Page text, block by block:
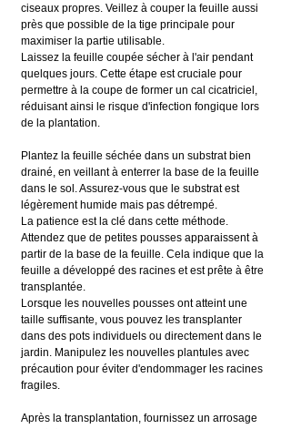
ciseaux propres. Veillez à couper la feuille aussi
près que possible de la tige principale pour
maximiser la partie utilisable.
Laissez la feuille coupée sécher à l'air pendant
quelques jours. Cette étape est cruciale pour
permettre à la coupe de former un cal cicatriciel,
réduisant ainsi le risque d'infection fongique lors
de la plantation.
Plantez la feuille séchée dans un substrat bien
drainé, en veillant à enterrer la base de la feuille
dans le sol. Assurez-vous que le substrat est
légèrement humide mais pas détrempé.
La patience est la clé dans cette méthode.
Attendez que de petites pousses apparaissent à
partir de la base de la feuille. Cela indique que la
feuille a développé des racines et est prête à être
transplantée.
Lorsque les nouvelles pousses ont atteint une
taille suffisante, vous pouvez les transplanter
dans des pots individuels ou directement dans le
jardin. Manipulez les nouvelles plantules avec
précaution pour éviter d'endommager les racines
fragiles.
Après la transplantation, fournissez un arrosage